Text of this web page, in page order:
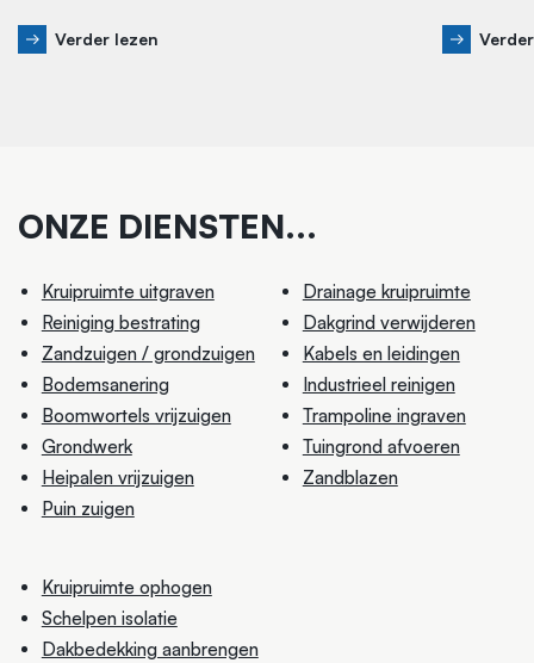
Verder lezen
ONZE DIENSTEN...
Kruipruimte uitgraven
Reiniging bestrating
Zandzuigen / grondzuigen
Bodemsanering
Boomwortels vrijzuigen
Grondwerk
Heipalen vrijzuigen
Puin zuigen
Drainage kruipruimte
Dakgrind verwijderen
Kabels en leidingen
Industrieel reinigen
Trampoline ingraven
Tuingrond afvoeren
Zandblazen
Kruipruimte ophogen
Schelpen isolatie
Dakbedekking aanbrengen